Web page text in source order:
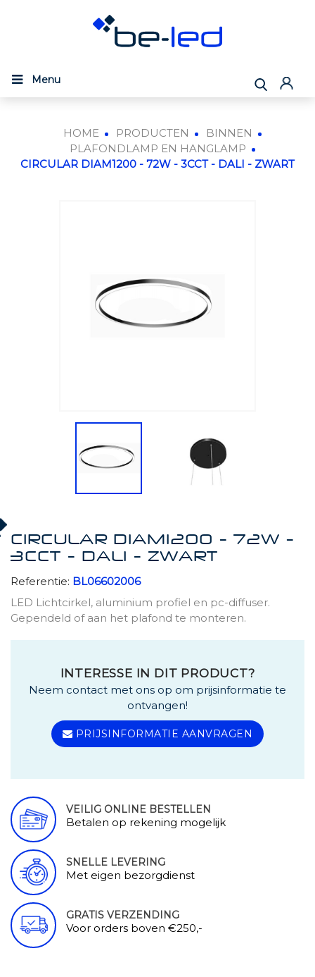
Menu
HOME PRODUCTEN
BINNEN
PLAFONDLAMP EN HANGLAMP
CIRCULAR DIAM1200 - 72W - 3CCT - DALI - ZWART
CIRCULAR DIAM1200 - 72W -
3CCT - DALI - ZWART
Referentie: BL06602006
LED Lichtcirkel, aluminium profiel en pc-diffuser.
Gependeld of aan het plafond te monteren.
INTERESSE IN DIT PRODUCT?
Neem contact met ons op om prijsinformatie te
ontvangen!
PRIJSINFORMATIE AANVRAGEN
VEILIG ONLINE BESTELLEN
Betalen op rekening mogelijk
SNELLE LEVERING
Met eigen bezorgdienst
GRATIS VERZENDING
Voor orders boven €250,-